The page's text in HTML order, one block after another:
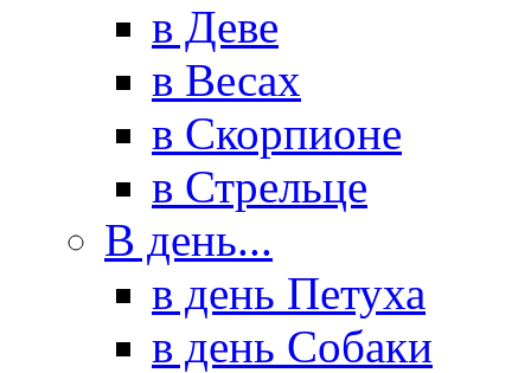
в Деве
в Весах
в Скорпионе
в Стрельце
В день...
в день Петуха
в день Собаки